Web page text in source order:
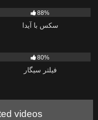
88%
سکس با آیدا
80%
فیلتر سیگار
videos